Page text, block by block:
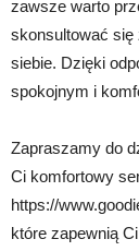
zawsze warto
skonsultować się
siebie. Dzięki
spokojnym i
Zapraszamy do
Ci komfortowy
https://
które zapewnią